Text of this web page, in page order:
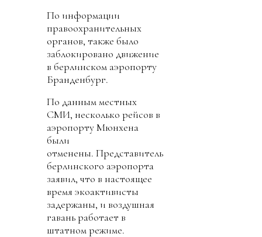
По информации
правоохранительных
органов, также было
заблокировано движение
в берлинском аэропорту
Бранденбург.
По данным местных
СМИ, несколько рейсов в
аэропорту Мюнхена
были
отменены. Представитель
берлинского аэропорта
заявил, что в настоящее
время экоактивисты
задержаны, и воздушная
гавань работает в
штатном режиме.